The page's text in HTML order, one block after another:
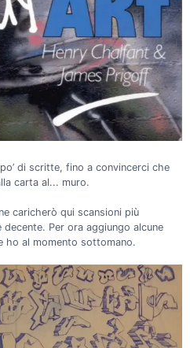
di scritte, fino a convincerci che
carta al... muro.
caricherò qui scansioni più
Per ora aggiungo alcune
ho al momento sottomano.